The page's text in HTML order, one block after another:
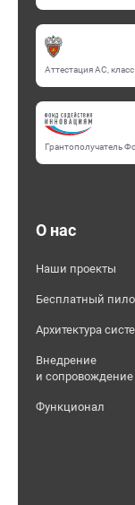
Аттестация АС,
Грантополучатель
О нас
Наши проекты
Бесплатный
Архитектура
Внедрение
и сопровождение
Функционал